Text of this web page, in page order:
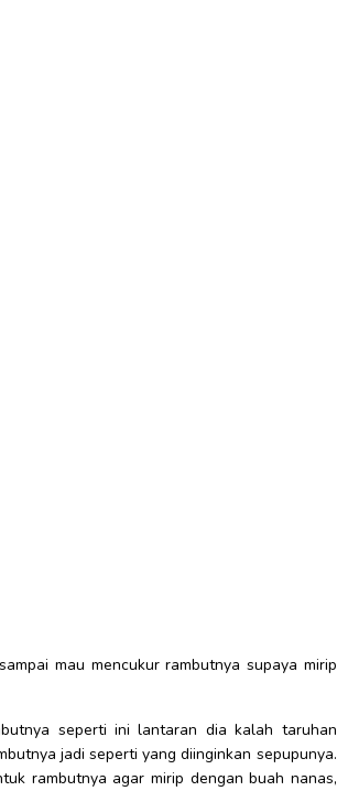
mau mencukur rambutnya supaya mirip
seperti ini lantaran dia kalah taruhan
jadi seperti yang diinginkan sepupunya.
rambutnya agar mirip dengan buah nanas,